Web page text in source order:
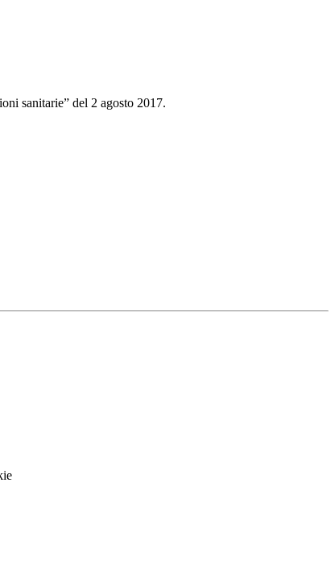
sanitarie” del 2 agosto 2017.